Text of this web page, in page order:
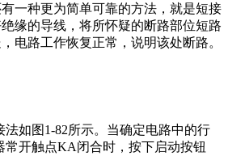
一种更为简单可靠的方法，就是短接
缘的导线，将所怀疑的断路部位短路
电路工作恢复正常，说明该处断路。
如图1-82所示。当确定电路中的行
常开触点KA闭合时，按下启动按钮